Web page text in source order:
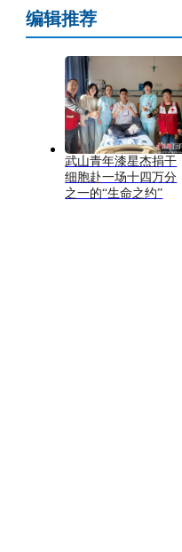
编辑推荐
武山青年漆星杰捐干
细胞赴一场十四万分
之一的“生命之约”